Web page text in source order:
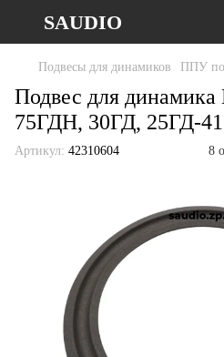
SAUDIO
Подвесы для динамиков ППУ
Подвес для
75ГДН, 30ГД, 25ГД-
Артикул: 42310604 8